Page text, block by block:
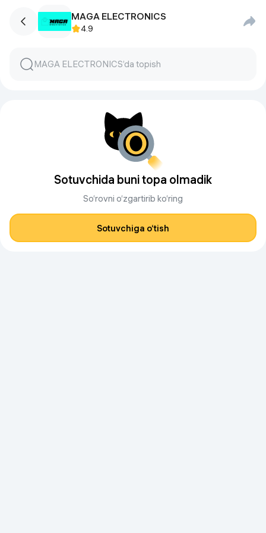
MAGA ELECTRONICS
4.9
Sotuvchida buni topa olmadik
So‘rovni o‘zgartirib ko‘ring
Sotuvchiga o‘tish